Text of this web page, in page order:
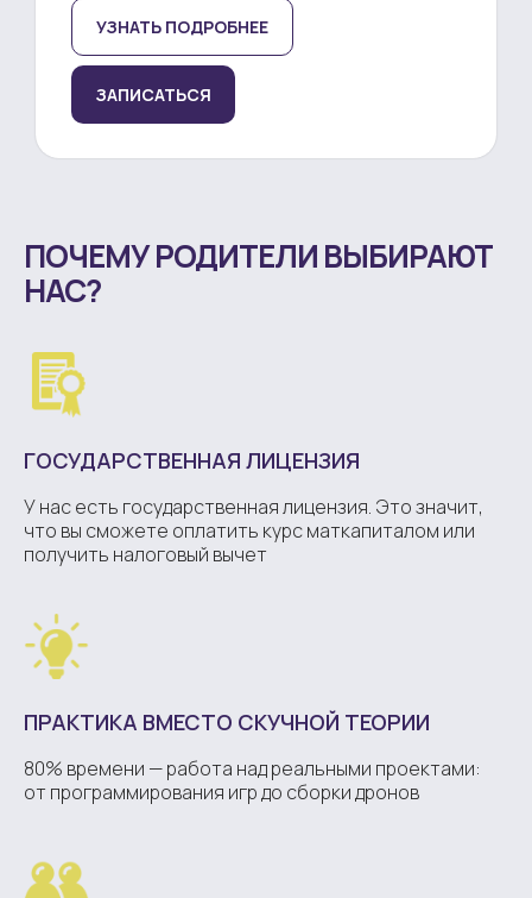
УЗНАТЬ ПОДРОБНЕЕ
ЗАПИСАТЬСЯ
ПОЧЕМУ РОДИТЕЛИ ВЫБИРАЮТ
НАС?
ГОСУДАРСТВЕННАЯ ЛИЦЕНЗИЯ
У нас есть государственная лицензия. Это значит,
что вы сможете оплатить курс маткапиталом или
получить налоговый вычет
ПРАКТИКА ВМЕСТО СКУЧНОЙ ТЕОРИИ
80% времени — работа над реальными проектами:
от программирования игр до сборки дронов
Нам важно ваше мнение! Ваш отзыв на
Яндекс.Картах — это не только
поддержка для нас, но и возможность
для других детей найти своё место в
ОСТАВЬТЕ ОТЗЫВ —
ДЛЯ НАС ЭТО ЦЕННО